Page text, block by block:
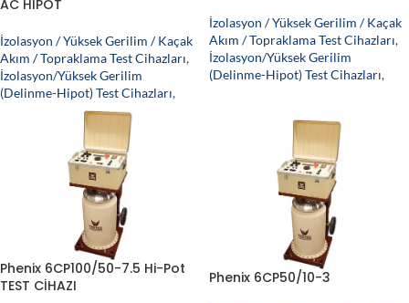
AC HIPOT
İzolasyon / Yüksek Gerilim / Kaçak
Akım / Topraklama Test Cihazları,
İzolasyon/Yüksek Gerilim
(Delinme-Hipot) Test Cihazları,
İzolasyon / Yüksek Gerilim / Kaçak
Akım / Topraklama Test Cihazları,
İzolasyon/Yüksek Gerilim
(Delinme-Hipot) Test Cihazları,
Phenix 6CP100/50-7.5 Hi-Pot
TEST CİHAZI
Phenix 6CP50/10-3